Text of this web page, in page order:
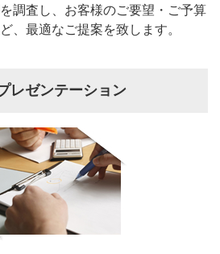
調査し、お客様のご要望・ご予算
、最適なご提案を致します。
レゼンテーション